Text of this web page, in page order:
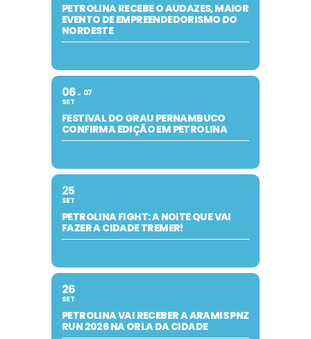
PETROLINA RECEBE O AUDAZES, MAIOR
EVENTO DE EMPREENDEDORISMO DO
NORDESTE
06
SET
07
FESTIVAL DO GRAU PERNAMBUCO
CONFIRMA EDIÇÃO EM PETROLINA
25
SET
PETROLINA FIGHT: A NOITE QUE VAI
FAZER A CIDADE TREMER!
26
SET
PETROLINA VAI RECEBER A ARAMIS PNZ
RUN 2026 NA ORLA DA CIDADE